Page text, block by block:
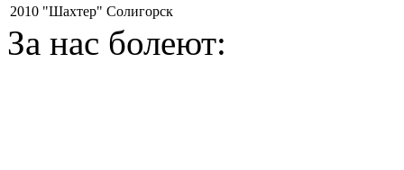
2010 "Шахтер" Солигорск
За нас болеют: